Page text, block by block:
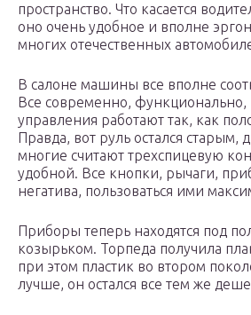
пространство. Что касается
оно очень удобное и вполне
многих отечественных
В салоне машины все вполне
Все современно, функционально,
управления работают так, как
Правда, вот руль остался старым,
многие считают трехспицевую
удобной. Все кнопки, рычаги,
негатива, пользоваться ими
Приборы теперь находятся под
козырьком. Торпеда получила
при этом пластик во втором
лучше, он остался все тем же